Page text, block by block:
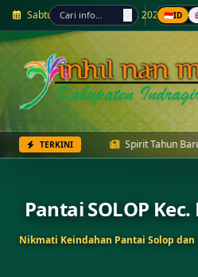
Sabtu, 8 Agustus Agustus 2026 🇮🇩ID
TERKINI
Baru Islam, Istighotsah Event Wisata
Pantai SOLOP
Nikmati Keindahan Pantai Solop